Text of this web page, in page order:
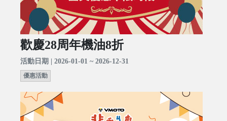
歡慶28周年機油8折
活動日期 | 2026-01-01 ~ 2026-12-31
優惠活動